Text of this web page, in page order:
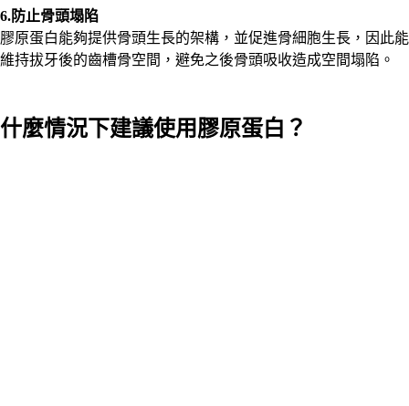
6.防止骨頭塌陷
膠原蛋白能夠提供骨頭生長的架構，並促進骨細胞生長，因此能
維持拔牙後的齒槽骨空間，避免之後骨頭吸收造成空間塌陷。
什麼情況下建議使用膠原蛋白？